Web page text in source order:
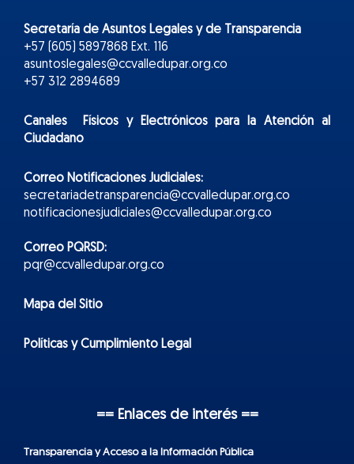
Secretaría de Asuntos Legales y de Transparencia
+57 (605) 5897868 Ext. 116
asuntoslegales@ccvalledupar.org.co
+57 312 2894689
Canales Físicos yElectrónicospara la Atención al
Ciudadano
Correo Notificaciones Judiciales:
secretariadetransparencia@ccvalledupar.org.co
notificacionesjudiciales@ccvalledupar.org.co
Correo PQRSD:
pqr@ccvalledupar.org.co
Mapa del Sitio
Políticas y Cumplimiento Legal
== Enlaces de interés ==
Transparencia y Acceso a la Información Pública